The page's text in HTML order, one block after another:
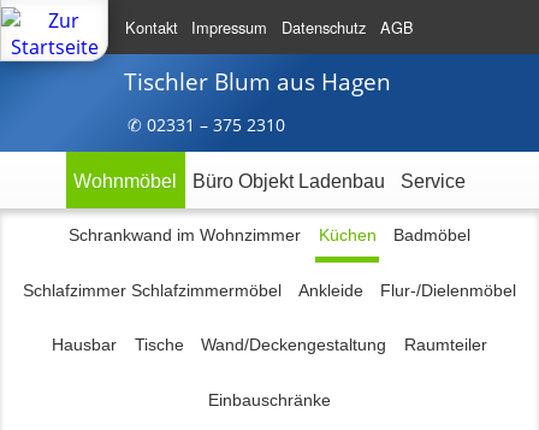
Kontakt Impressum Datenschutz AGB
Tischler Blum aus Hagen
✆ 02331 – 375 2310
Wohnmöbel Büro Objekt Ladenbau Service
Schrankwand im Wohnzimmer Küchen Badmöbel
Schlafzimmer Schlafzimmermöbel Ankleide Flur-/Dielenmöbel
Hausbar Tische Wand/Deckengestaltung Raumteiler
Einbauschränke